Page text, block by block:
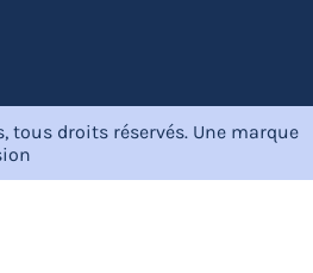
tous droits réservés. Une marque